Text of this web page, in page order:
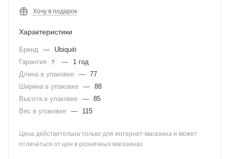
Хочу в подарок
Характеристики
Бренд —
Ubiquiti
Гарантия
? —
1 год
Длина в упаковке — 77
Ширина в упаковке — 88
Высота в упаковке — 85
Вес в упаковке — 115
Цена действительна только для интернет-магазина и может
отличаться от цен в розничных магазинах